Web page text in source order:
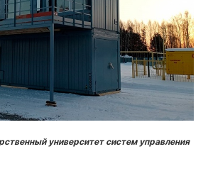
университет систем управления